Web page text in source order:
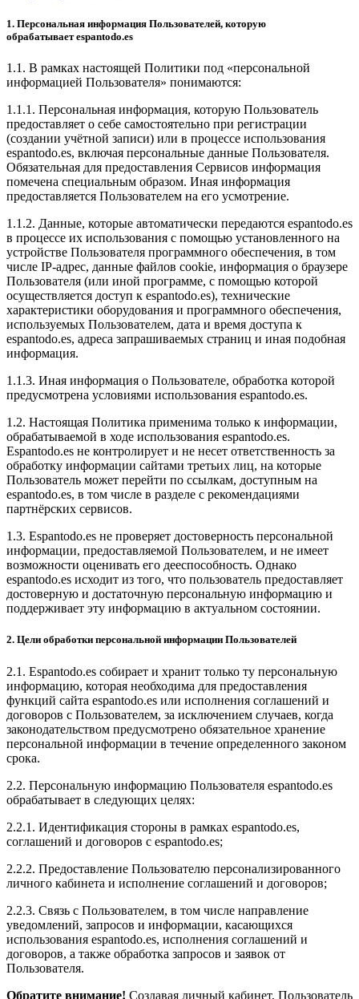
1. Персональная информация Пользователей, которую
обрабатывает espantodo.es
1.1. В рамках настоящей Политики под «персональной
информацией Пользователя» понимаются:
1.1.1. Персональная информация, которую Пользователь
предоставляет о себе самостоятельно при регистрации
(создании учётной записи) или в процессе использования
espantodo.es, включая персональные данные Пользователя.
Обязательная для предоставления Сервисов информация
помечена специальным образом. Иная информация
предоставляется Пользователем на его усмотрение.
1.1.2. Данные, которые автоматически передаются espantodo.es
в процессе их использования с помощью установленного на
устройстве Пользователя программного обеспечения, в том
числе IP-адрес, данные файлов cookie, информация о браузере
Пользователя (или иной программе, с помощью которой
осуществляется доступ к espantodo.es), технические
характеристики оборудования и программного обеспечения,
используемых Пользователем, дата и время доступа к
espantodo.es, адреса запрашиваемых страниц и иная подобная
информация.
1.1.3. Иная информация о Пользователе, обработка которой
предусмотрена условиями использования espantodo.es.
1.2. Настоящая Политика применима только к информации,
обрабатываемой в ходе использования espantodo.es.
Espantodo.es не контролирует и не несет ответственность за
обработку информации сайтами третьих лиц, на которые
Пользователь может перейти по ссылкам, доступным на
espantodo.es, в том числе в разделе с рекомендациями
партнёрских сервисов.
1.3. Espantodo.es не проверяет достоверность персональной
информации, предоставляемой Пользователем, и не имеет
возможности оценивать его дееспособность. Однако
espantodo.es исходит из того, что пользователь предоставляет
достоверную и достаточную персональную информацию и
поддерживает эту информацию в актуальном состоянии.
2. Цели обработки персональной информации Пользователей
2.1. Espantodo.es собирает и хранит только ту персональную
информацию, которая необходима для предоставления
функций сайта espantodo.es или исполнения соглашений и
договоров с Пользователем, за исключением случаев, когда
законодательством предусмотрено обязательное хранение
персональной информации в течение определенного законом
срока.
2.2. Персональную информацию Пользователя espantodo.es
обрабатывает в следующих целях:
2.2.1. Идентификация стороны в рамках espantodo.es,
соглашений и договоров с espantodo.es;
2.2.2. Предоставление Пользователю персонализированного
личного кабинета и исполнение соглашений и договоров;
2.2.3. Связь с Пользователем, в том числе направление
уведомлений, запросов и информации, касающихся
использования espantodo.es, исполнения соглашений и
договоров, а также обработка запросов и заявок от
Пользователя.
Обратите внимание! Создавая личный кабинет, Пользователь